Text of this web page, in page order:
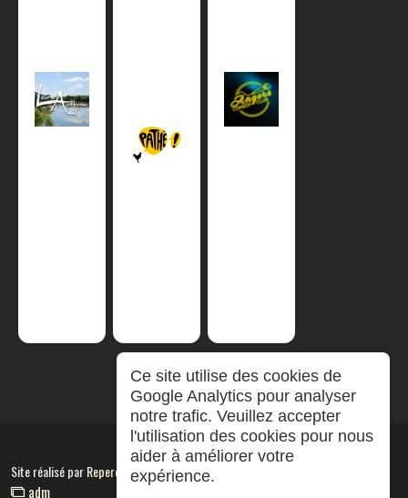
Site réalisé parRepereCom
adm
Ce site utilise des cookies de
Google Analytics pour analyser
notre trafic. Veuillez accepter
l'utilisation des cookies pour nous
aider à améliorer votre
expérience.